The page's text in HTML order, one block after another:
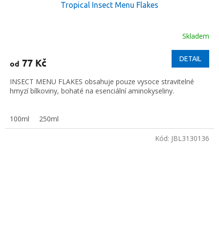
Tropical Insect Menu Flakes
Skladem
od 77 Kč DETAIL
INSECT MENU FLAKES obsahuje pouze vysoce stravitelné
hmyzí bílkoviny, bohaté na esenciální aminokyseliny.
100ml 250ml
Kód: JBL3130136